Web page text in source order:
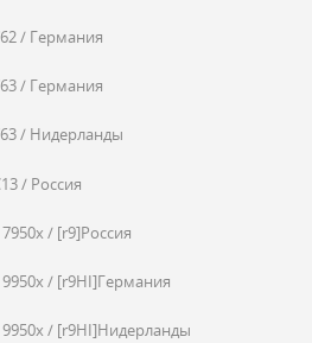
/ Германия
/ Германия
/ Нидерланды
/ Россия
/ [r9]Россия
9950x / [r9HI]Германия
9950x / [r9HI]Нидерланды